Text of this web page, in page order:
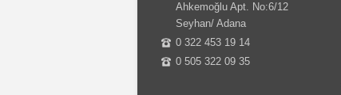
Ahkemoğlu Apt. No:6/12
Seyhan/ Adana
0 322 453 19 14
0 505 322 09 35